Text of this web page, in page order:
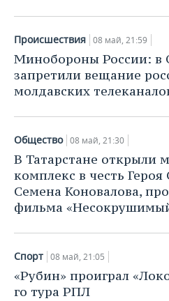
Происшествия 08 май, 21:59
Минобороны России: в
запретили вещание
молдавских
Общество 08 май, 21:30
В Татарстане открыли
комплекс в честь
Семена Коновалова,
фильма
Спорт 08 май, 21:05
«Рубин» проиграл
го тура РПЛ